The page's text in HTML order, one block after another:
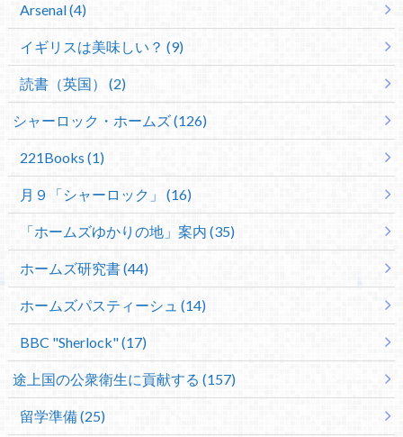
Arsenal (4)
イギリスは美味しい？ (9)
読書（英国） (2)
シャーロック・ホームズ (126)
221Books (1)
月９「シャーロック」 (16)
「ホームズゆかりの地」案内 (35)
ホームズ研究書 (44)
ホームズパスティーシュ (14)
BBC "Sherlock" (17)
途上国の公衆衛生に貢献する (157)
留学準備 (25)